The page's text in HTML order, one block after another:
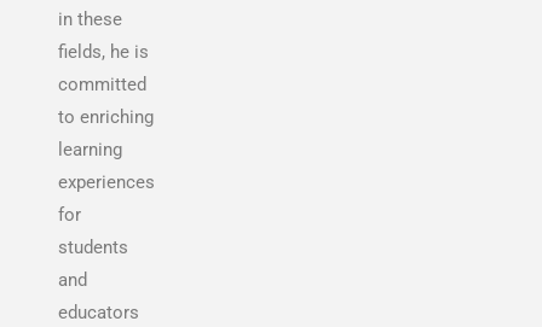
in these
fields, he is
committed
to enriching
learning
experiences
for
students
and
educators